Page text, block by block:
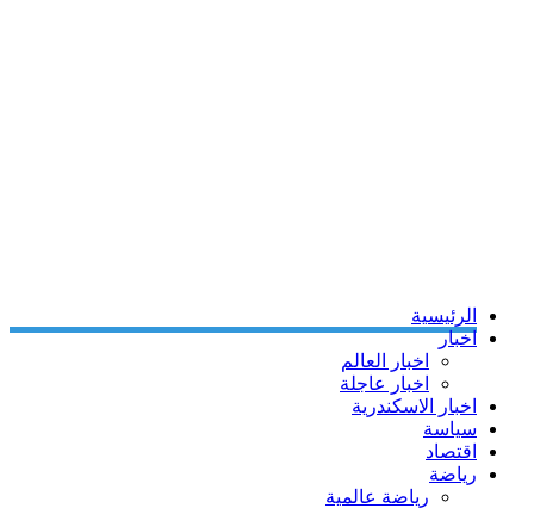
الرئيسية
اخبار
اخبار العالم
اخبار عاجلة
اخبار الاسكندرية
سياسة
اقتصاد
رياضة
رياضة عالمية